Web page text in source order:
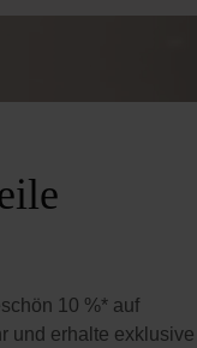
10 %* auf
und erhalte exklusive